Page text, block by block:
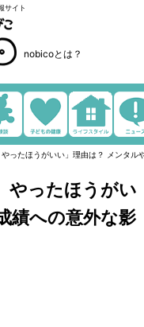
サイト
nobicoとは？
ったほうがいい」理由は？ メンタル
やったほうがい
績への意外な影